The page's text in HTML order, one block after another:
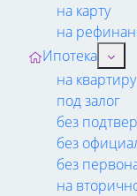
на карту
на
Ипотека
на квартиру
под залог
без
без
без
на